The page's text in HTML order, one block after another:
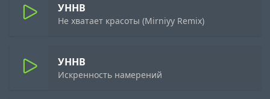
УННВ
Не хватает красоты (Mirniyy Remix)
УННВ
Искренность намерений